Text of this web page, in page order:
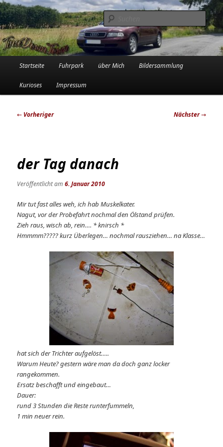
Zum
primären
Inhalt
springenTinadowntown
Die Audi-Schrauberin und ihre Erlebnisse in der Garage
Startseite Fuhrpark über Mich Bildersammlung
Kurioses Impressum
Beitragsnavigation
← Vorheriger Nächster→
der Tag danach
Veröffentlicht am6. Januar 2010
Mir tut fast alles weh, ich hab Muskelkater.
Nagut, vor der Probefahrt nochmal den Ölstand prüfen.
Zieh raus, wisch ab, rein…. * knirsch *
Hmmmm????? kurz Überlegen… nochmal rausziehen… na Klasse…
hat sich der Trichter aufgelöst…..
Warum Heute? gestern wäre man da doch ganz locker
rangekommen.
Ersatz beschafft und eingebaut…
Dauer:
rund 3 Stunden die Reste runterfummeln,
1 min neuer rein.